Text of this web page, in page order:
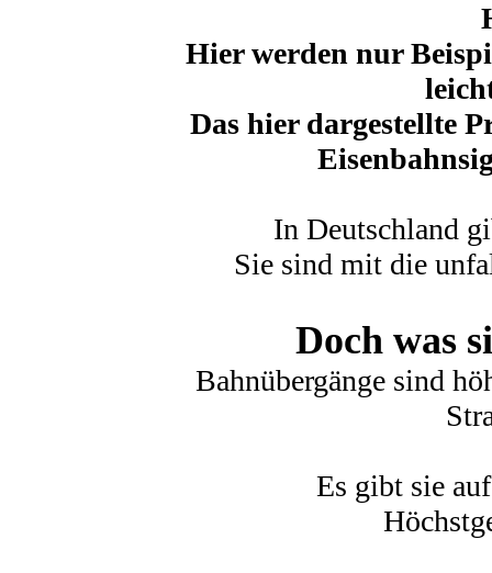
Hier werden nur
Das hier dargestellte
In Deutschland
Sie sind mit die
Doch was
Bahnübergänge sind
Es gibt sie